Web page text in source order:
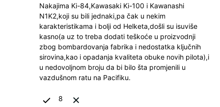
Nakajima Ki-84,Kawasaki Ki-100 i Kawanashi
N1K2,koji su bili jednaki,pa čak u nekim
karakteristikama i bolji od Helketa,došli su isuviše
kasno(a uz to treba dodati teškoće u proizvodnji
zbog bombardovanja fabrika i nedostatka ključnih
sirovina,kao i opadanja kvaliteta obuke novih pilota),i
u nedovoljnom broju da bi bilo šta promjenili u
vazdušnom ratu na Pacifiku.
8